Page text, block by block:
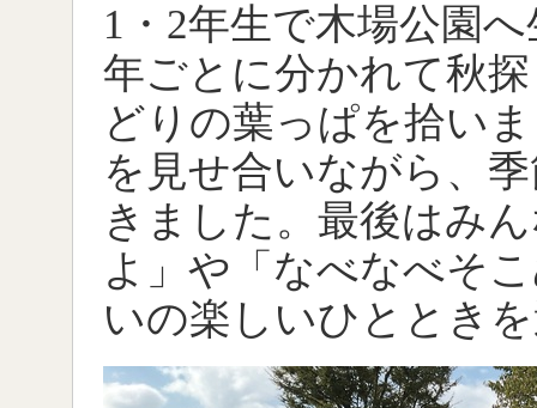
1・2年生で木場公園
年ごとに分かれて秋
どりの葉っぱを拾い
を見せ合いながら、
きました。最後はみ
よ」や「なべなべそ
いの楽しいひととき